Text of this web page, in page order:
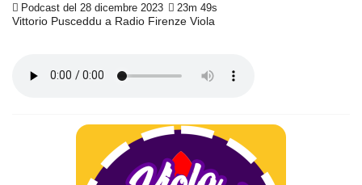
Podcast del 28 dicembre 2023 23m 49s
Vittorio Pusceddu a Radio Firenze Viola